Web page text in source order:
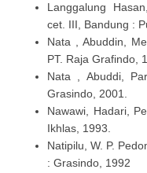
Langgalung
cet. III, Bandung :
Nata , Abuddin,
PT. Raja Grafindo,
Nata , Abuddi,
Grasindo, 2001.
Nawawi, Hadari,
Ikhlas, 1993.
Natipilu, W. P.
: Grasindo, 1992